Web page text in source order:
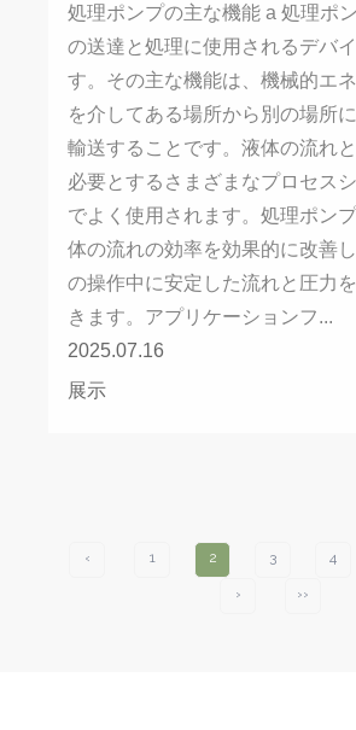
処理ポンプの主な機能 a 処理ポ
の送達と処理に使用されるデバ
す。その主な機能は、機械的エ
を介してある場所から別の場所
輸送することです。液体の流れ
必要とするさまざまなプロセス
でよく使用されます。処理ポン
体の流れの効率を効果的に改善
の操作中に安定した流れと圧力
きます。アプリケーションフ...
2025.07.16
展示
‹ 1 2 3 4
› ››